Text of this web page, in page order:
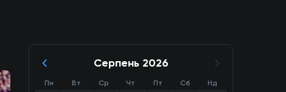
Серпень 2026
Пн Вт Ср Чт Пт Сб Нд